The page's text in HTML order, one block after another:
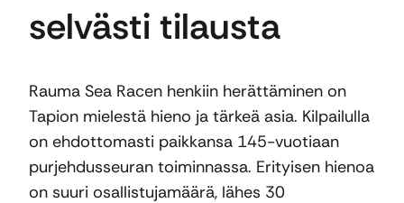
selvästi tilausta
Rauma Sea Racen henkiin herättäminen on
Tapion mielestä hieno ja tärkeä asia. Kilpailulla
on ehdottomasti paikkansa 145-vuotiaan
purjehdusseuran toiminnassa. Erityisen hienoa
on suuri osallistujamäärä, lähes 30